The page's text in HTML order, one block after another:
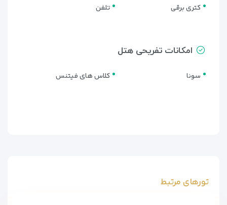
کتری برقی تلفن
امکانات تفریحی هتل
سونا کلاس های فیتنس
تورهای مرتبط